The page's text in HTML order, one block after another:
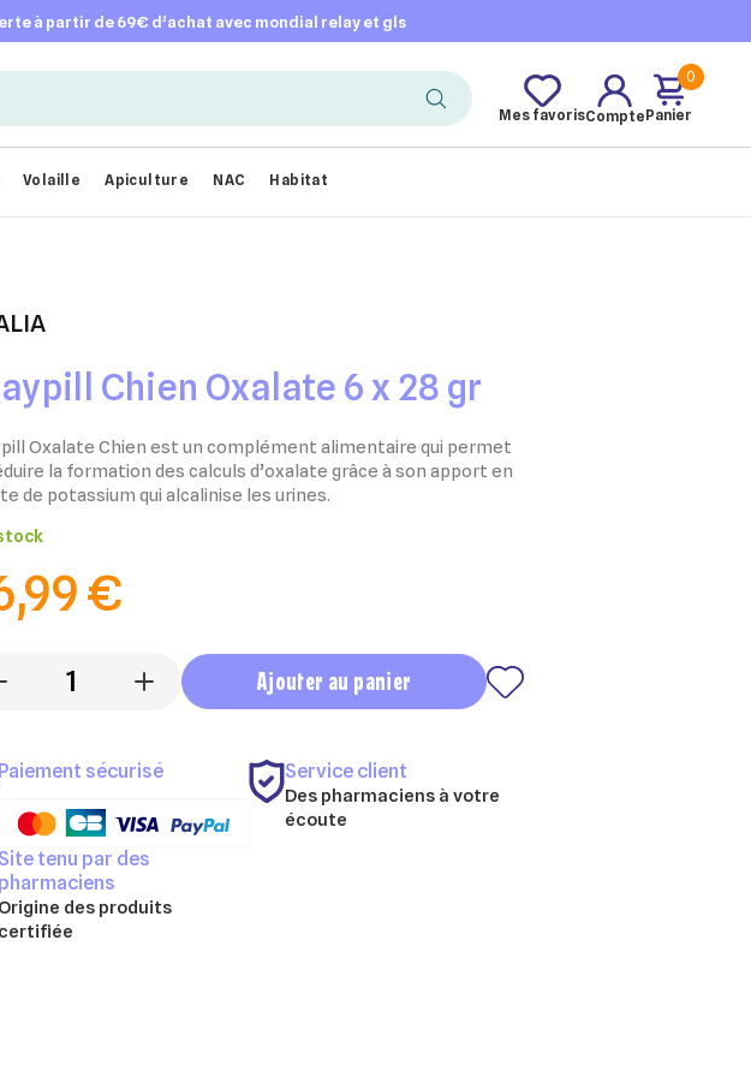
à partir de 69€ d’achat avec mondial relay et gls
Mes favorisCompte
0
Panier
Volaille Apiculture NAC Habitat
Chien Oxalate 6 x 28 gr
Oxalate Chien est un complément alimentaire qui permet
la formation des calculs d’oxalate grâce à son apport en
de potassium qui alcalinise les urines.
€
+ Ajouter au panier
Paiement sécurisé Service client
Des pharmaciens à votre
écoute
Site tenu par des
pharmaciens
Origine des produits
certifiée